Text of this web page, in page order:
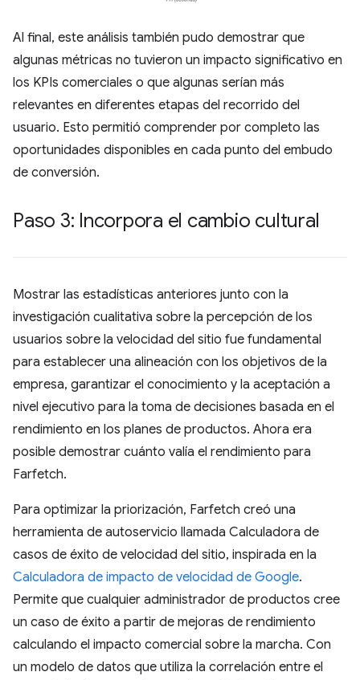
Al final, este análisis también pudo demostrar que
algunas métricas no tuvieron un impacto significativo en
los KPIs comerciales o que algunas serían más
relevantes en diferentes etapas del recorrido del
usuario. Esto permitió comprender por completo las
oportunidades disponibles en cada punto del embudo
de conversión.
Paso 3: Incorpora el cambio cultural
Mostrar las estadísticas anteriores junto con la
investigación cualitativa sobre la percepción de los
usuarios sobre la velocidad del sitio fue fundamental
para establecer una alineación con los objetivos de la
empresa, garantizar el conocimiento y la aceptación a
nivel ejecutivo para la toma de decisiones basada en el
rendimiento en los planes de productos. Ahora era
posible demostrar cuánto valía el rendimiento para
Farfetch.
Para optimizar la priorización, Farfetch creó una
herramienta de autoservicio llamada Calculadora de
casos de éxito de velocidad del sitio, inspirada en la
Calculadora de impacto de velocidad de Google.
Permite que cualquier administrador de productos cree
un caso de éxito a partir de mejoras de rendimiento
calculando el impacto comercial sobre la marcha. Con
un modelo de datos que utiliza la correlación entre el